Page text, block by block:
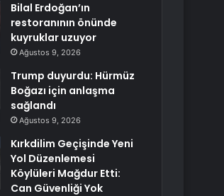
Bilal Erdoğan’ın
restoranının önünde
kuyruklar uzuyor
Ağustos 9, 2026
Trump duyurdu: Hürmüz
Boğazı için anlaşma
sağlandı
Ağustos 9, 2026
Kırkdilim Geçişinde Yeni
Yol Düzenlemesi
Köylüleri Mağdur Etti:
Can Güvenliği Yok